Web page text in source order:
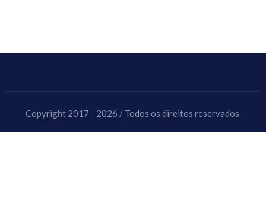
Copyright 2017 - 2026 / Todos os direitos reservados.